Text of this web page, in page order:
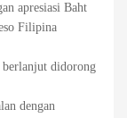
apresiasi Baht
Filipina
didorong
dengan